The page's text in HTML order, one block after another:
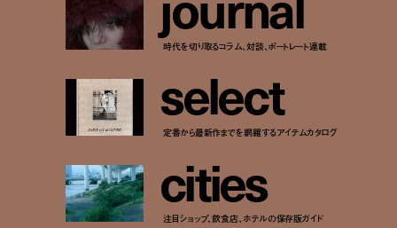
時代を切り取るコラム、対談、ポートレート連載
select
定番から最新作までを網羅するアイテムカタログ
cities
注目ショップ、飲食店、ホテルの保存版ガイド